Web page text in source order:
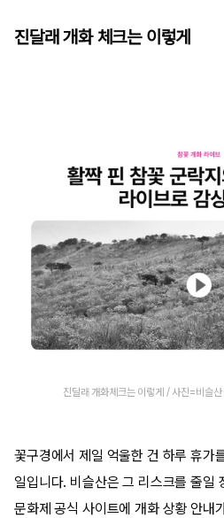
진달래 개화 체크는 이렇게
진달래 개화체크는 이렇게 / 사진=비슬
꽃구경에서 제일 억울한 건 하루 휴가
일입니다. 비슬산은 그 리스크를 줄일
문화제 공식 사이트에 개화 상황 안내